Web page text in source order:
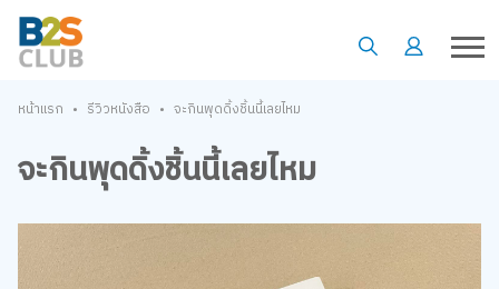
หน้าแรก • รีวิวหนังสือ • จะกินพุดดิ้งชิ้นนี้เลยไหม
จะกินพุดดิ้งชิ้นนี้เลยไหม